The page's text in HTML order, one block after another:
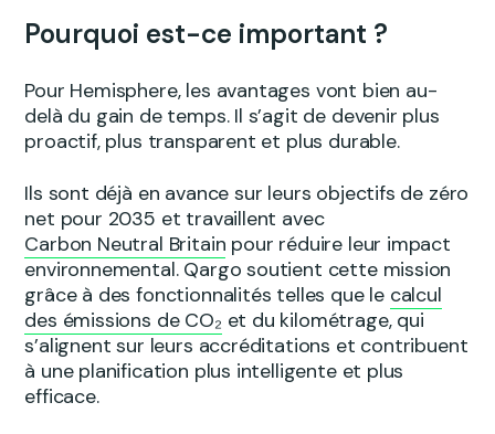
Pourquoi est-ce important ?
Pour Hemisphere, les avantages vont bien au-
delà du gain de temps. Il s’agit de devenir plus
proactif, plus transparent et plus durable.
Ils sont déjà en avance sur leurs objectifs de zéro
net pour 2035 et travaillent avec
Carbon Neutral Britain pour réduire leur impact
environnemental. Qargo soutient cette mission
grâce à des fonctionnalités telles que le calcul
des émissions de CO₂ et du kilométrage, qui
s’alignent sur leurs accréditations et contribuent
à une planification plus intelligente et plus
efficace.